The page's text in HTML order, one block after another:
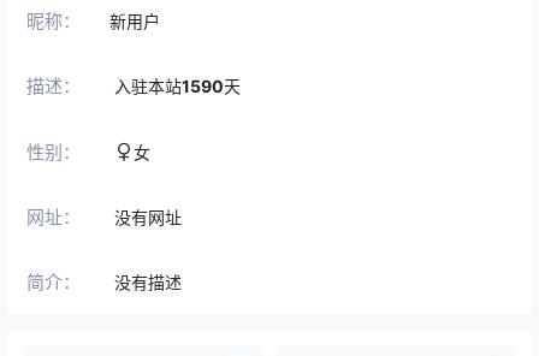
昵称： 新用户
描述： 入驻本站1590天
性别： 女
网址： 没有网址
简介： 没有描述